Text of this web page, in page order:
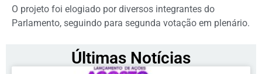
O projeto foi elogiado por diversos integrantes do
Parlamento, seguindo para segunda votação em plenário.
Últimas Notícias